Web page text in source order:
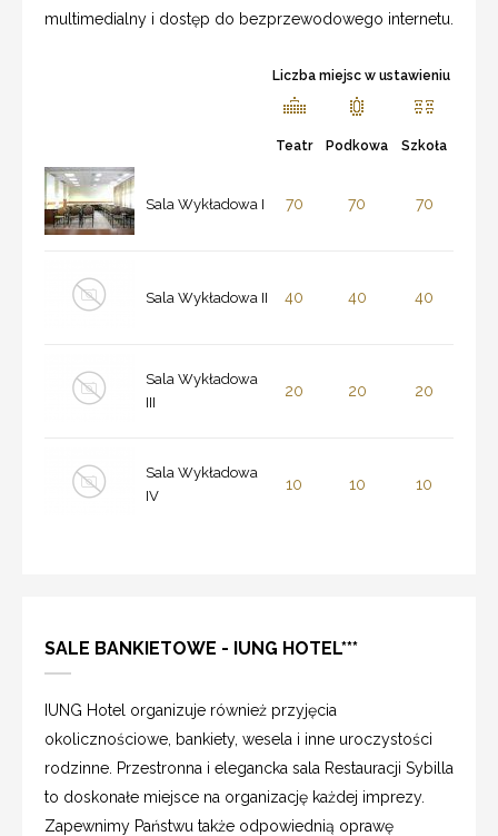
multimedialny i dostęp do bezprzewodowego internetu.
Liczba miejsc w ustawieniu
Teatr Podkowa Szkoła
Sala Wykładowa I 70 70 70
Sala Wykładowa II 40 40 40
Sala Wykładowa
III
20 20 20
Sala Wykładowa
IV
10 10 10
SALE BANKIETOWE - IUNG HOTEL***
IUNG Hotel organizuje również przyjęcia
okolicznościowe, bankiety, wesela i inne uroczystości
rodzinne. Przestronna i elegancka sala Restauracji Sybilla
to doskonałe miejsce na organizację każdej imprezy.
Zapewnimy Państwu także odpowiednią oprawę